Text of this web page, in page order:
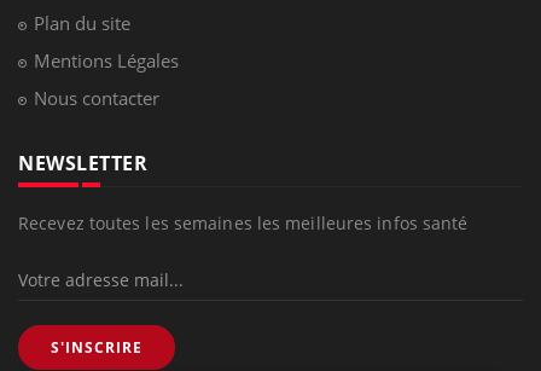
Plan du site
Mentions Légales
Nous contacter
NEWSLETTER
Recevez toutes les semaines les meilleures infos santé
S'INSCRIRE